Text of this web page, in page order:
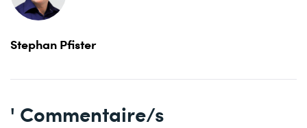
Stephan Pfister
' Commentaire/s